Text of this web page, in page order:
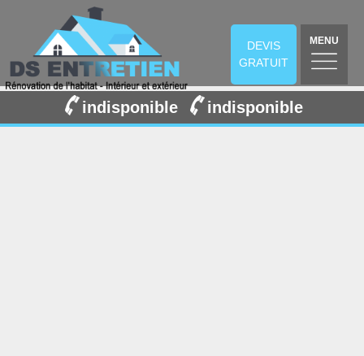
DEVIS
GRATUIT
MENU
indisponible indisponible